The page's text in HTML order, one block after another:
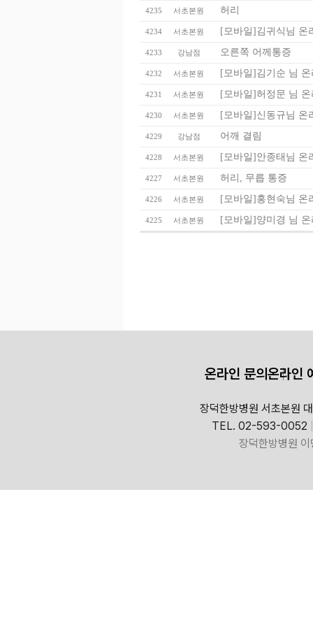
4235 서초본원 허리
4234 서초본원 [모바일]김귀식님 온
4233 강남점 오른쪽 어께통증
4232 서초본원 [모바일]김기순 님
4231 서초본원 [모바일]허정문 님
4230 서초본원 [모바일]신동규님 온
4229 강남점 어깨 결림
4228 서초본원 [모바일]안종태님 온
4227 서초본원 허리, 무릅 통증
4226 서초본원 [모바일]홍현숙님 온
4225 서초본원 [모바일]양미경 님
온라인 문의온라인
장덕한방병원 서초본원
TEL. 02-593-0052
장덕한방병원